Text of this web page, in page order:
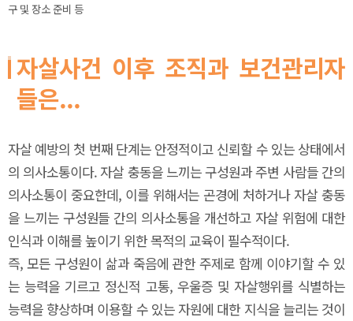
구 및 장소 준비 등
자살사건 이후 조직과 보건관리자
들은...
자살 예방의 첫 번째 단계는 안정적이고 신뢰할 수 있는 상태에서
의 의사소통이다. 자살 충동을 느끼는 구성원과 주변 사람들 간의
의사소통이 중요한데, 이를 위해서는 곤경에 처하거나 자살 충동
을 느끼는 구성원들 간의 의사소통을 개선하고 자살 위험에 대한
인식과 이해를 높이기 위한 목적의 교육이 필수적이다.
즉, 모든 구성원이 삶과 죽음에 관한 주제로 함께 이야기할 수 있
는 능력을 기르고 정신적 고통, 우울증 및 자살행위를 식별하는
능력을 향상하며 이용할 수 있는 자원에 대한 지식을 늘리는 것이